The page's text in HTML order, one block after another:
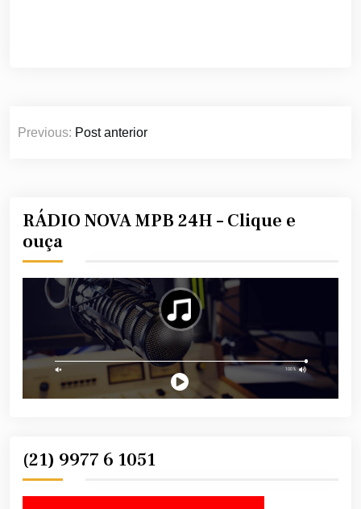
Navegação
Previous: Post anterior
RÁDIO NOVA MPB 24H – Clique e
ouça
(21) 9977 6 1051